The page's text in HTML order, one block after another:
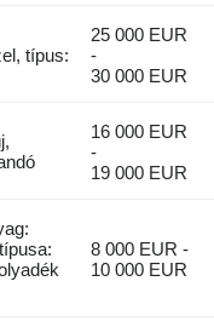
típus:
25 000 EUR
-
30 000 EUR
16 000 EUR
-
19 000 EUR
8 000 EUR -
10 000 EUR